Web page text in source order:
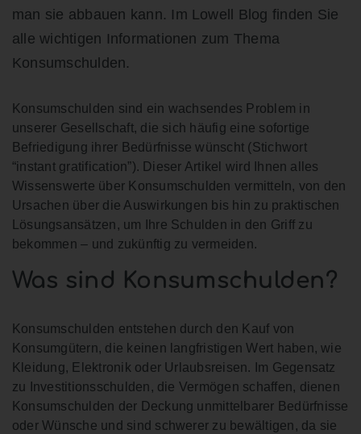
man sie abbauen kann. Im Lowell Blog finden Sie
alle wichtigen Informationen zum Thema
Konsumschulden.
Konsumschulden sind ein wachsendes Problem in
unserer Gesellschaft, die sich häufig eine sofortige
Befriedigung ihrer Bedürfnisse wünscht (Stichwort
“instant gratification”). Dieser Artikel wird Ihnen alles
Wissenswerte über Konsumschulden vermitteln, von den
Ursachen über die Auswirkungen bis hin zu praktischen
Lösungsansätzen, um Ihre Schulden in den Griff zu
bekommen – und zukünftig zu vermeiden.
Was sind Konsumschulden?
Konsumschulden entstehen durch den Kauf von
Konsumgütern, die keinen langfristigen Wert haben, wie
Kleidung, Elektronik oder Urlaubsreisen. Im Gegensatz
zu Investitionsschulden, die Vermögen schaffen, dienen
Konsumschulden der Deckung unmittelbarer Bedürfnisse
oder Wünsche und sind schwerer zu bewältigen, da sie